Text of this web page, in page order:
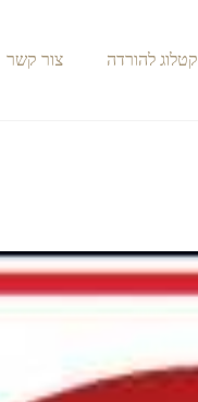
קטלוג להורדה צור קשר